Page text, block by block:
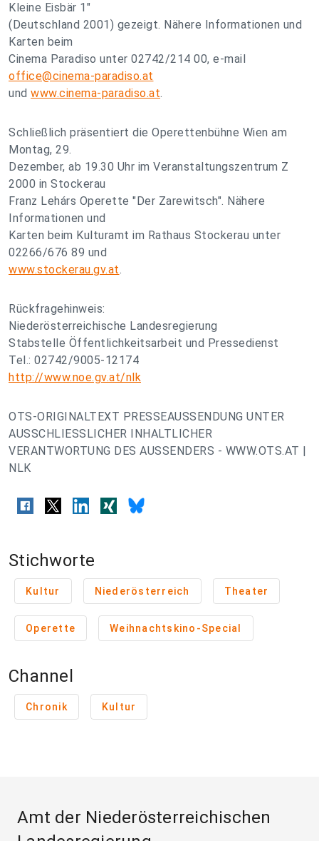
Kleine Eisbär 1"
(Deutschland 2001) gezeigt. Nähere Informationen und
Karten beim
Cinema Paradiso unter 02742/214 00, e-mail
office@cinema-paradiso.at
und www.cinema-paradiso.at.
Schließlich präsentiert die Operettenbühne Wien am
Montag, 29.
Dezember, ab 19.30 Uhr im Veranstaltungszentrum Z
2000 in Stockerau
Franz Lehárs Operette "Der Zarewitsch". Nähere
Informationen und
Karten beim Kulturamt im Rathaus Stockerau unter
02266/676 89 und
www.stockerau.gv.at.
Rückfragehinweis:
Niederösterreichische Landesregierung
Stabstelle Öffentlichkeitsarbeit und Pressedienst
Tel.: 02742/9005-12174
http://www.noe.gv.at/nlk
OTS-ORIGINALTEXT PRESSEAUSSENDUNG UNTER
AUSSCHLIESSLICHER INHALTLICHER
VERANTWORTUNG DES AUSSENDERS - WWW.OTS.AT |
NLK
Stichworte
Kultur Niederösterreich Theater
Operette Weihnachtskino-Special
Channel
Chronik Kultur
Amt der Niederösterreichischen